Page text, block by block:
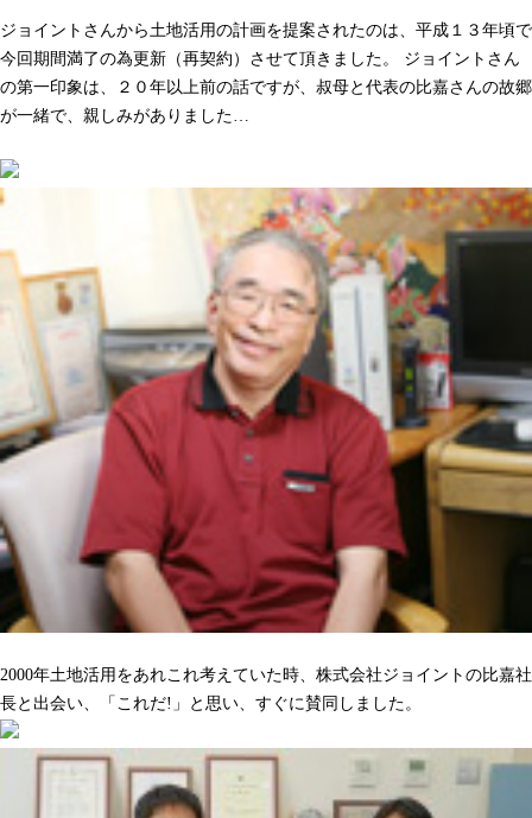
ジョイントさんから土地活用の計画を提案されたのは、平成１３年頃で
今回期間満了の為更新（再契約）させて頂きました。 ジョイントさん
の第一印象は、２０年以上前の話ですが、叔母と代表の比嘉さんの故郷
が一緒で、親しみがありました…
2000年土地活用をあれこれ考えていた時、株式会社ジョイントの比嘉社
長と出会い、「これだ!」と思い、すぐに賛同しました。